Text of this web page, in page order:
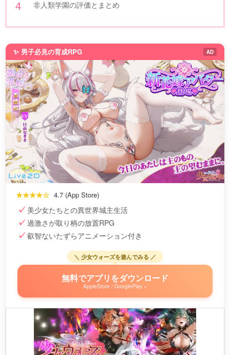
非人類学園の評価とまとめ
✨ 男子必見の育成RPG AD
★★★★☆ 4.7 (App Store)
美少女たちとの異世界城主生活
過激さが取り柄の放置RPG
叡智ないたずらアニメーション付き
＼ 少女ウォーズを遊んでみる ／
無料でアプリをダウンロード
AppleStore / GooglePlay »